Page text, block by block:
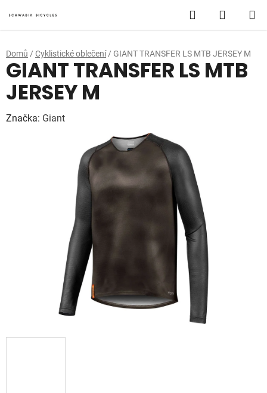
na
obsah
Hledat
KOŠÍK
Domů / Cyklistické oblečení / GIANT TRANSFER LS MTB JERSEY M
GIANT TRANSFER LS MTB
JERSEY M
Značka: Giant